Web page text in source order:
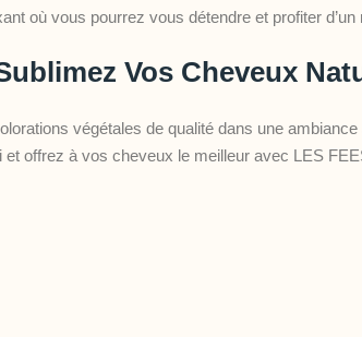
où vous pourrez vous détendre et profiter
Vos Cheveux
végétales de qualité dans une
offrez à vos cheveux le meilleur avec LES